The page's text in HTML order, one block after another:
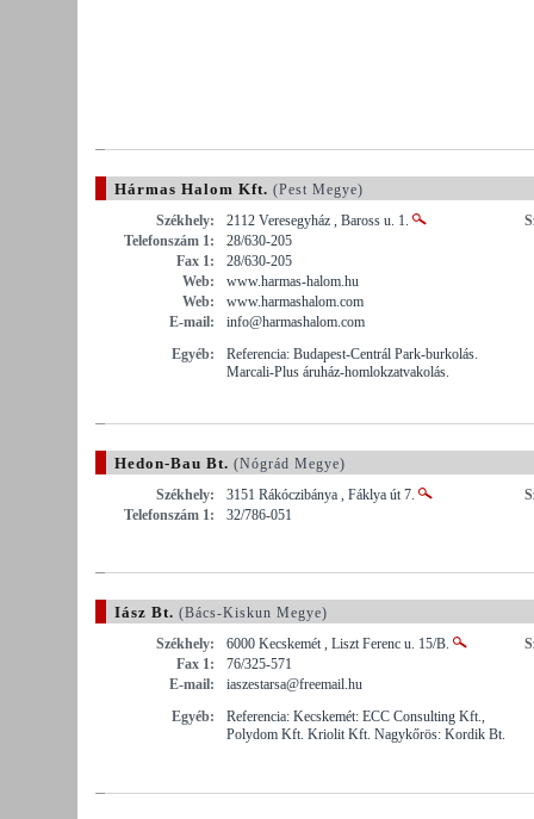
Hármas Halom Kft. (Pest Megye)
Székhely:
2112 Veresegyház , Baross u. 1.
Telefonszám 1:
28/630-205
Fax 1:
28/630-205
Web:
www.harmas-halom.hu
Web:
www.harmashalom.com
E-mail:
info@harmashalom.com
Egyéb:
Referencia: Budapest-Centrál Park-burkolás.
Marcali-Plus áruház-homlokzatvakolás.
Hedon-Bau Bt. (Nógrád Megye)
Székhely:
3151 Rákóczibánya , Fáklya út 7.
Telefonszám 1:
32/786-051
Iász Bt. (Bács-Kiskun Megye)
Székhely:
6000 Kecskemét , Liszt Ferenc u. 15/B.
Fax 1:
76/325-571
E-mail:
iaszestarsa@freemail.hu
Egyéb:
Referencia: Kecskemét: ECC Consulting Kft.,
Polydom Kft. Kriolit Kft. Nagykőrös: Kordik Bt.